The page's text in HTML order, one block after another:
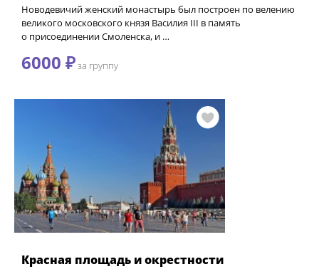
Новодевичий женский монастырь был построен по велению
великого московского князя Василия III в память
о присоединении Смоленска, и …
6000 ₽за группу
Красная площадь и окрестности